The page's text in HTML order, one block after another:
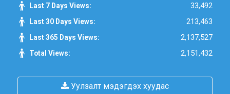
Last 7 Days Views: 33,492
Last 30 Days Views: 213,463
Last 365 Days Views: 2,137,527
Total Views: 2,151,432
Уулзалт мэдэгдэх хуудас